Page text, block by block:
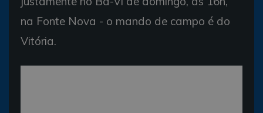
na Fonte Nova - o mando de campo é do
Vitória.